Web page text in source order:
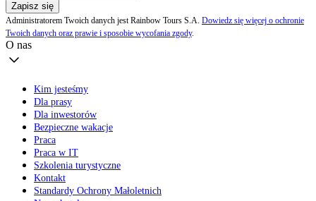
Zapisz się
Administratorem Twoich danych jest Rainbow Tours S.A. Dowiedz się więcej o ochronie
Twoich danych oraz prawie i sposobie wycofania zgody.
O nas
Kim jesteśmy
Dla prasy
Dla inwestorów
Bezpieczne wakacje
Praca
Praca w IT
Szkolenia turystyczne
Kontakt
Standardy Ochrony Małoletnich